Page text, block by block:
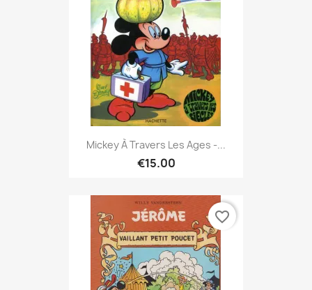
Mickey À Travers Les Ages -...
€15.00
favorite_border